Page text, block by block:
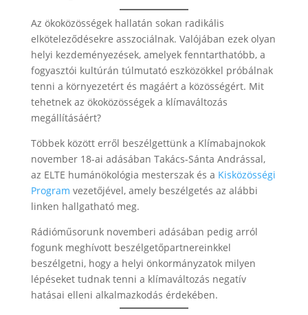
Az ökoközösségek hallatán sokan radikális
elköteleződésekre asszociálnak. Valójában ezek olyan
helyi kezdeményezések, amelyek fenntarthatóbb, a
fogyasztói kultúrán túlmutató eszközökkel próbálnak
tenni a környezetért és magáért a közösségért. Mit
tehetnek az ökoközösségek a klímaváltozás
megállításáért?
Többek között erről beszélgettünk a Klímabajnokok
november 18-ai adásában Takács-Sánta Andrással,
az ELTE humánökológia mesterszak és a Kisközösségi
Program vezetőjével, amely beszélgetés az alábbi
linken hallgatható meg.
Rádióműsorunk novemberi adásában pedig arról
fogunk meghívott beszélgetőpartnereinkkel
beszélgetni, hogy a helyi önkormányzatok milyen
lépéseket tudnak tenni a klímaváltozás negatív
hatásai elleni alkalmazkodás érdekében.